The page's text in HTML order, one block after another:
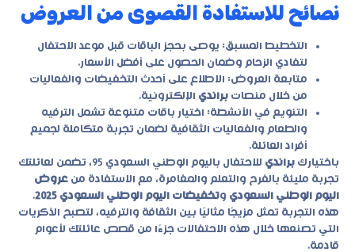
نصائح للاستفادة القصوى من العروض
التخطيط المسبق: يوصى بحجز الباقات قبل موعد الاحتفال
لتفادي الزحام وضمان الحصول على أفضل الأسعار.
متابعة العروض: الاطلاع على أحدث التخفيضات والفعاليات
من خلال منصات براندي الإلكترونية.
التنويع في الأنشطة: اختيار باقات متنوعة تشمل الترفيه
والطعام والفعاليات الثقافية لضمان تجربة متكاملة لجميع
أفراد العائلة.
باختيارك براندي
للاحتفال باليوم الوطني السعودي 95، تضمن لعائلتك
تجربة مليئة بالفرح والتعلم والمغامرة، مع الاستفادة من عروض
اليوم الوطني السعودي وتخفيضات اليوم الوطني السعودي 2025
.
هذه التجربة تمثل مزيجًا مثاليًا بين الثقافة والترفيه، لتصبح الذكريات
التي تصنعها خلال هذه الاحتفالات جزءًا من قصص عائلتك لأعوام
قادمة.